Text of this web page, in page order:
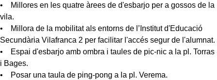
• Millores en les quatre àrees de d'esbarjo per a gossos de la
vila.
• Millora de la mobilitat als entorns de l’Institut d'Educació
Secundària Vilafranca 2 per facilitar l'accés segur de l'alumnat.
• Espai d'esbarjo amb ombra i taules de pic-nic a la pl. Torras
i Bages.
• Posar una taula de ping-pong a la pl. Verema.